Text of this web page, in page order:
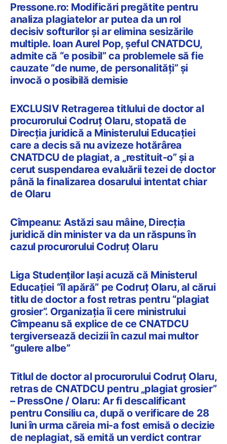
Pressone.ro: Modificări pregătite pentru
analiza plagiatelor ar putea da un rol
decisiv softurilor și ar elimina sesizările
multiple. Ioan Aurel Pop, șeful CNATDCU,
admite că “e posibil” ca problemele să fie
cauzate “de nume, de personalități” și
invocă o posibilă demisie
EXCLUSIV Retragerea titlului de doctor al
procurorului Codruț Olaru, stopată de
Direcția juridică a Ministerului Educației
care a decis să nu avizeze hotărârea
CNATDCU de plagiat, a „restituit-o” și a
cerut suspendarea evaluării tezei de doctor
până la finalizarea dosarului intentat chiar
de Olaru
Cîmpeanu: Astăzi sau mâine, Direcţia
juridică din minister va da un răspuns în
cazul procurorului Codruţ Olaru
Liga Studenților Iași acuză că Ministerul
Educației “îl apără” pe Codruț Olaru, al cărui
titlu de doctor a fost retras pentru “plagiat
grosier”. Organizația îi cere ministrului
Cîmpeanu să explice de ce CNATDCU
tergiversează decizii în cazul mai multor
“gulere albe”
Titlul de doctor al procurorului Codruț Olaru,
retras de CNATDCU pentru „plagiat grosier”
– PressOne / Olaru: Ar fi descalificant
pentru Consiliu ca, după o verificare de 28
luni în urma căreia mi-a fost emisă o decizie
de neplagiat, să emită un verdict contrar